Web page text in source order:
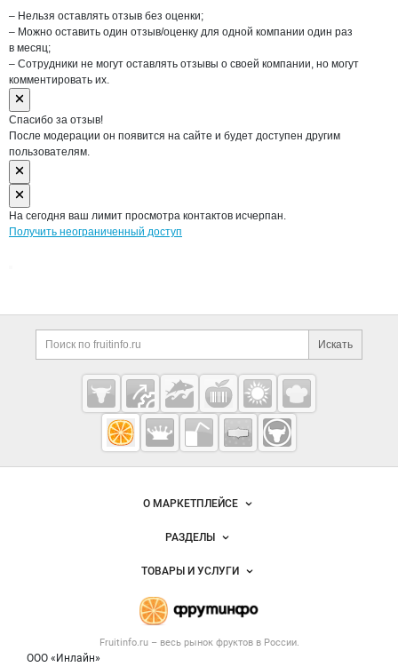
– Нельзя оставлять отзыв без оценки;
– Можно оставить один отзыв/оценку для одной компании один раз
в месяц;
– Сотрудники не могут оставлять отзывы о своей компании, но могут
комментировать их.
Спасибо за отзыв!
После модерации он появится на сайте и будет доступен другим
пользователям.
На сегодня ваш лимит просмотра контактов исчерпан.
Получить неограниченный доступ
Дополнительная информация
Поиск по сайту и
Искать
Cсылки на полезные проекты
Fruitinfo.ru
— рынок
фруктов
Важные разделы и контакты
Fruitinfo.ru – весь рынок фруктовв России.
ООО «Инлайн»
Навигация по сайтуО МАРКЕТПЛЕЙСЕ
Новости Fruitinfo.ru
Размещение рекламы
Публичная оферта
Контактная информация
Политика обработки персональных данных
РАЗДЕЛЫ
Объявления
Новости рынка
ТОВАРЫ И УСЛУГИ
Готовая продукция
Овощи
Фрукты